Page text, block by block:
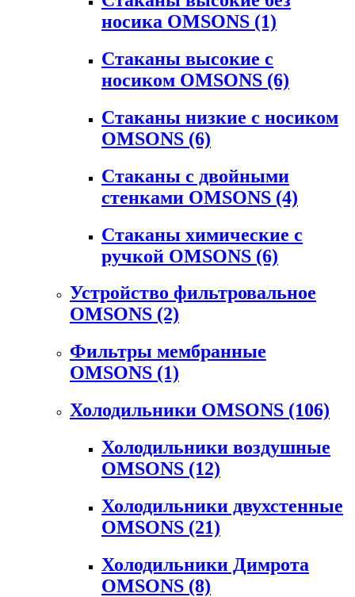
носика OMSONS (1)
Стаканы высокие с
носиком OMSONS (6)
Стаканы низкие с носиком
OMSONS (6)
Стаканы с двойными
стенками OMSONS (4)
Стаканы химические с
ручкой OMSONS (6)
Устройство фильтровальное
OMSONS (2)
Фильтры мембранные
OMSONS (1)
Холодильники OMSONS (106)
Холодильники воздушные
OMSONS (12)
Холодильники двухстенные
OMSONS (21)
Холодильники Димрота
OMSONS (8)